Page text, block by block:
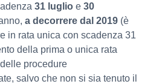
31 luglio e 30
a decorrere dal 2019 (è
in rata unica con scadenza 31
della prima o unica rata
procedure
salvo che non si sia tenuto il